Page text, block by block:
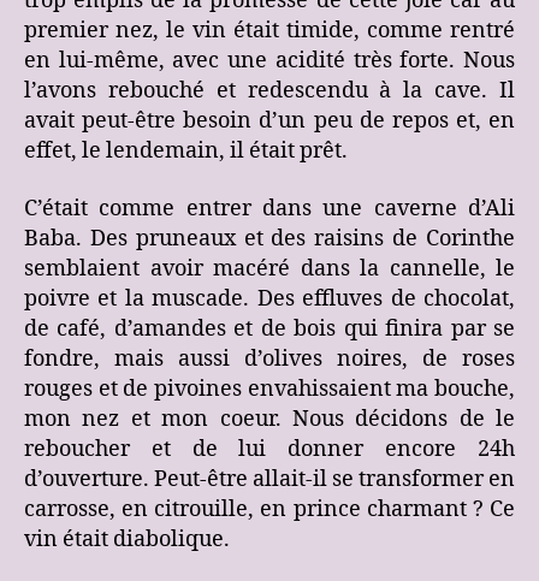
premier nez, le vin était timide, comme rentré
en lui-même, avec une acidité très forte. Nous
l’avons rebouché et redescendu à la cave. Il
avait peut-être besoin d’un peu de repos et, en
effet, le lendemain, il était prêt.
C’était comme entrer dans une caverne d’Ali
Baba. Des pruneaux et des raisins de Corinthe
semblaient avoir macéré dans la cannelle, le
poivre et la muscade. Des effluves de chocolat,
de café, d’amandes et de bois qui finira par se
fondre, mais aussi d’olives noires, de roses
rouges et de pivoines envahissaient ma bouche,
mon nez et mon coeur. Nous décidons de le
reboucher et de lui donner encore 24h
d’ouverture. Peut-être allait-il se transformer en
carrosse, en citrouille, en prince charmant ? Ce
vin était diabolique.